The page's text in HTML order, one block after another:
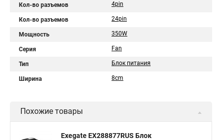
Кол-во разъемов 4pin
Кол-во разъемов 24pin
Мощность 350W
Серия Fan
Тип Блок питания
Ширина 8cm
Похожие товары
Exegate EX288877RUS Блок